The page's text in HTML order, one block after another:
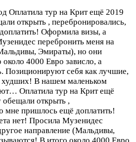
Оплатила тур на Крит ещё 2019
открыть , перебронировались,
Оформила визы, а
перебронить меня на
Эмираты), но они
4000 Евро зависло, а
Позиционируют себя как лучшие,
худших! В нашем маленьком
Оплатила тур на Крит ещё
обещали открыть ,
мне пришлось ещё доплатить!
нет! Просила Музенидес
направление (Мальдивы,